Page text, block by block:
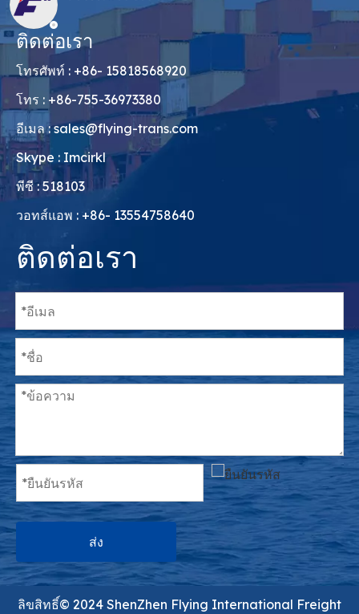
ติดต่อเรา
โทรศัพท์ : +86- 15818568920
โทร : +86-755-36973380
อีเมล :sales@flying-trans.com
Skype : Imcirkl
พีซี : 518103
วอทส์แอพ : +86- 13554758640
ติดต่อเรา
ส่ง
ลิขสิทธิ์©️ 2024 ShenZhen Flying International Freight
Forwarder Co., Ltd. 粤ICP备2024224045号-1